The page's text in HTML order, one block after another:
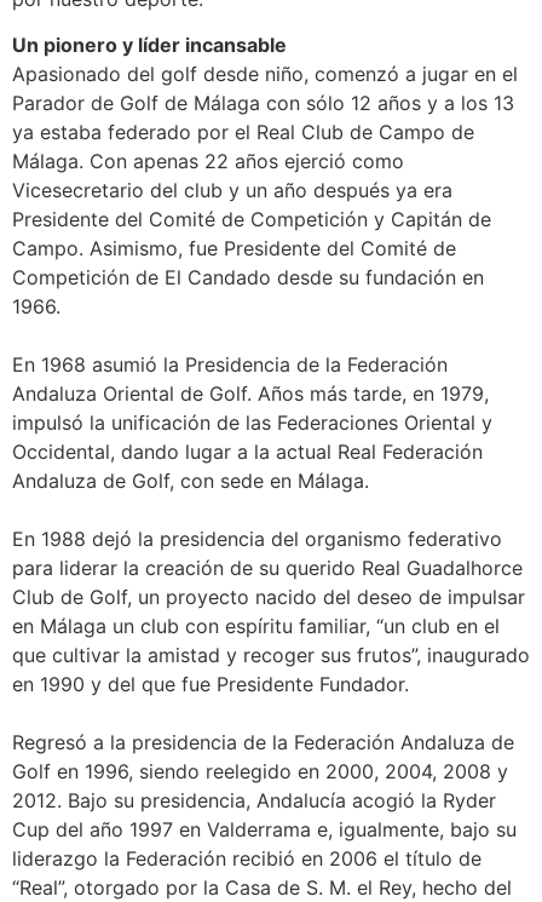
Un pionero y líder incansable
Apasionado del golf desde niño, comenzó a jugar en el
Parador de Golf de Málaga con sólo 12 años y a los 13
ya estaba federado por el Real Club de Campo de
Málaga. Con apenas 22 años ejerció como
Vicesecretario del club y un año después ya era
Presidente del Comité de Competición y Capitán de
Campo. Asimismo, fue Presidente del Comité de
Competición de El Candado desde su fundación en
1966.
En 1968 asumió la Presidencia de la Federación
Andaluza Oriental de Golf. Años más tarde, en 1979,
impulsó la unificación de las Federaciones Oriental y
Occidental, dando lugar a la actual Real Federación
Andaluza de Golf, con sede en Málaga.
En 1988 dejó la presidencia del organismo federativo
para liderar la creación de su querido Real Guadalhorce
Club de Golf, un proyecto nacido del deseo de impulsar
en Málaga un club con espíritu familiar, “un club en el
que cultivar la amistad y recoger sus frutos”, inaugurado
en 1990 y del que fue Presidente Fundador.
Regresó a la presidencia de la Federación Andaluza de
Golf en 1996, siendo reelegido en 2000, 2004, 2008 y
2012. Bajo su presidencia, Andalucía acogió la Ryder
Cup del año 1997 en Valderrama e, igualmente, bajo su
liderazgo la Federación recibió en 2006 el título de
“Real”, otorgado por la Casa de S. M. el Rey, hecho del